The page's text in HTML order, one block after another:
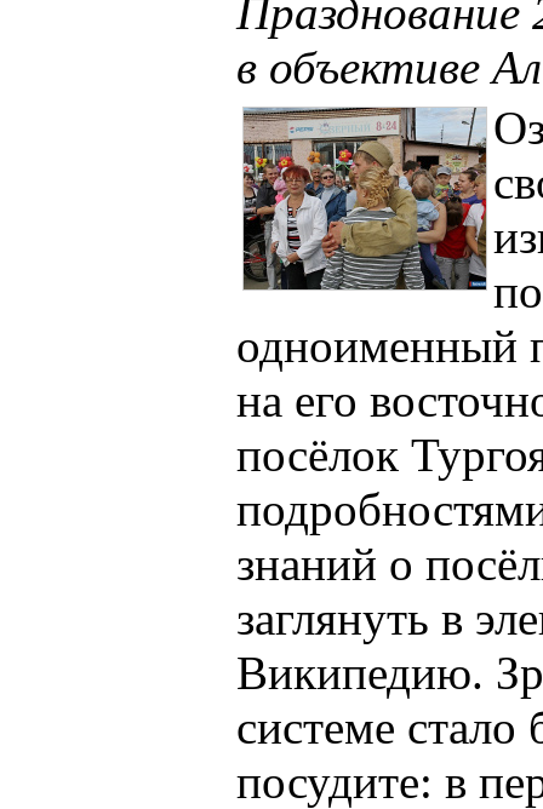
Празднование
в объективе
одноименный
на его
посёлок
знаний о
заглянуть в
Википедию.
системе
посудите: в